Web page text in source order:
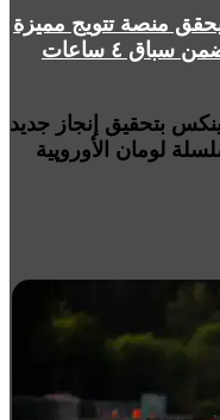
منصة تتويج مميزة
بحلوله ثانياً في فئة LMGT3 ضمن سباق ٤ ساعات
بتحقيق إنجاز جديد
سلسلة لومان الأوروپية